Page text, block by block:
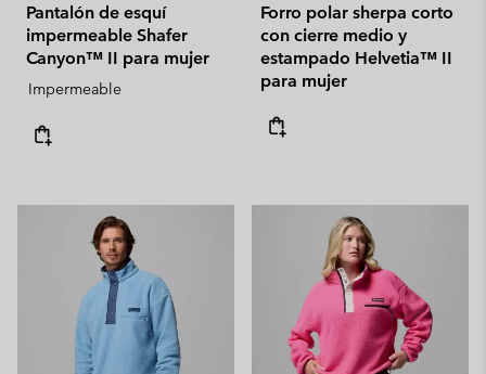
Pantalón de esquí
impermeable Shafer
Canyon™ II para mujer
Impermeable
Forro polar sherpa corto
con cierre medio y
estampado Helvetia™ II
para mujer